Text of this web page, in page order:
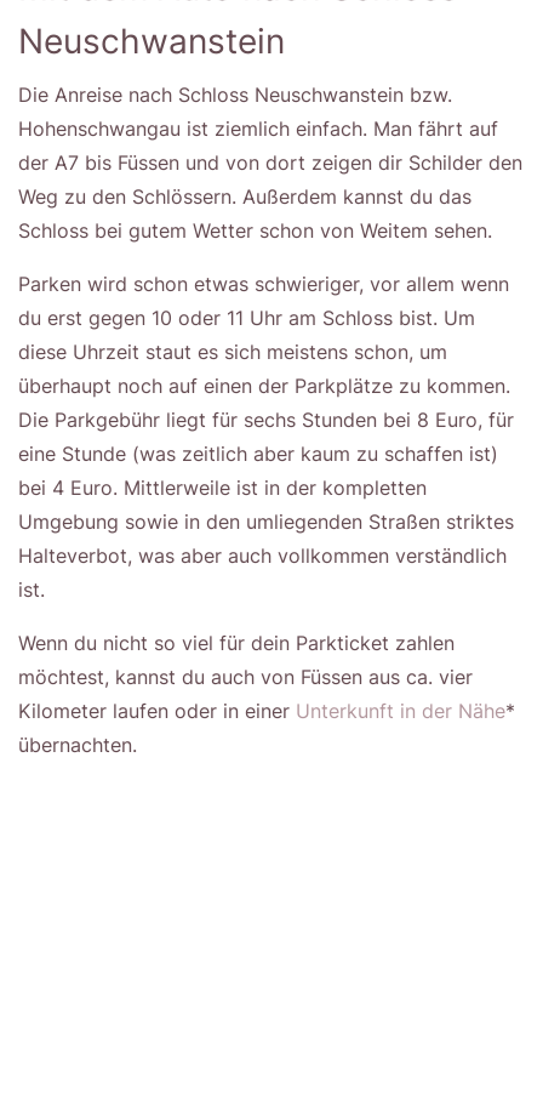
Neuschwanstein
Die Anreise nach Schloss Neuschwanstein bzw.
Hohenschwangau ist ziemlich einfach. Man fährt auf
der A7 bis Füssen und von dort zeigen dir Schilder den
Weg zu den Schlössern. Außerdem kannst du das
Schloss bei gutem Wetter schon von Weitem sehen.
Parken wird schon etwas schwieriger, vor allem wenn
du erst gegen 10 oder 11 Uhr am Schloss bist. Um
diese Uhrzeit staut es sich meistens schon, um
überhaupt noch auf einen der Parkplätze zu kommen.
Die Parkgebühr liegt für sechs Stunden bei 8 Euro, für
eine Stunde (was zeitlich aber kaum zu schaffen ist)
bei 4 Euro. Mittlerweile ist in der kompletten
Umgebung sowie in den umliegenden Straßen striktes
Halteverbot, was aber auch vollkommen verständlich
ist.
Wenn du nicht so viel für dein Parkticket zahlen
möchtest, kannst du auch von Füssen aus ca. vier
Kilometer laufen oder in einer Unterkunft in der Nähe*
übernachten.